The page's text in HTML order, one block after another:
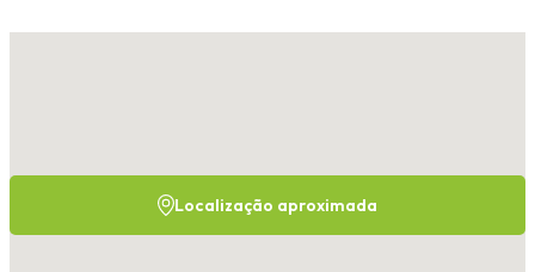
Localização aproximada